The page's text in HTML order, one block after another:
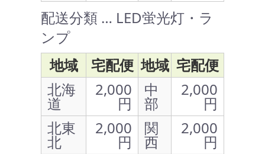
配送分類 … LED蛍光灯・ラ
ンプ
地域
宅配便 地域 宅配便
北海
道
2,000
円
中
部
2,000
円
北東
北
2,000
円
関
西
2,000
円